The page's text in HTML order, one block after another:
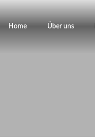
Home Über uns